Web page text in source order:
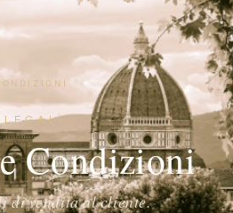
LEGALI
Condizioni
di vendita al cliente.